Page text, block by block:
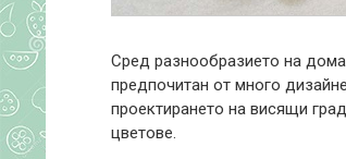
Сред разнообразието на
предпочитан от много
проектирането на висящи
цветове.